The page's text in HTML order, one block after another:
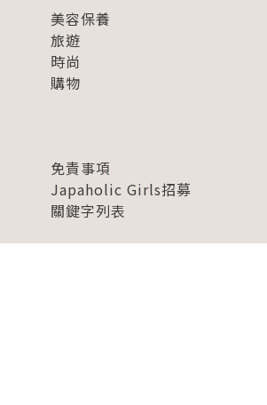
美容保養
旅遊
時尚
購物
免責事項
Japaholic Girls招募
關鍵字列表